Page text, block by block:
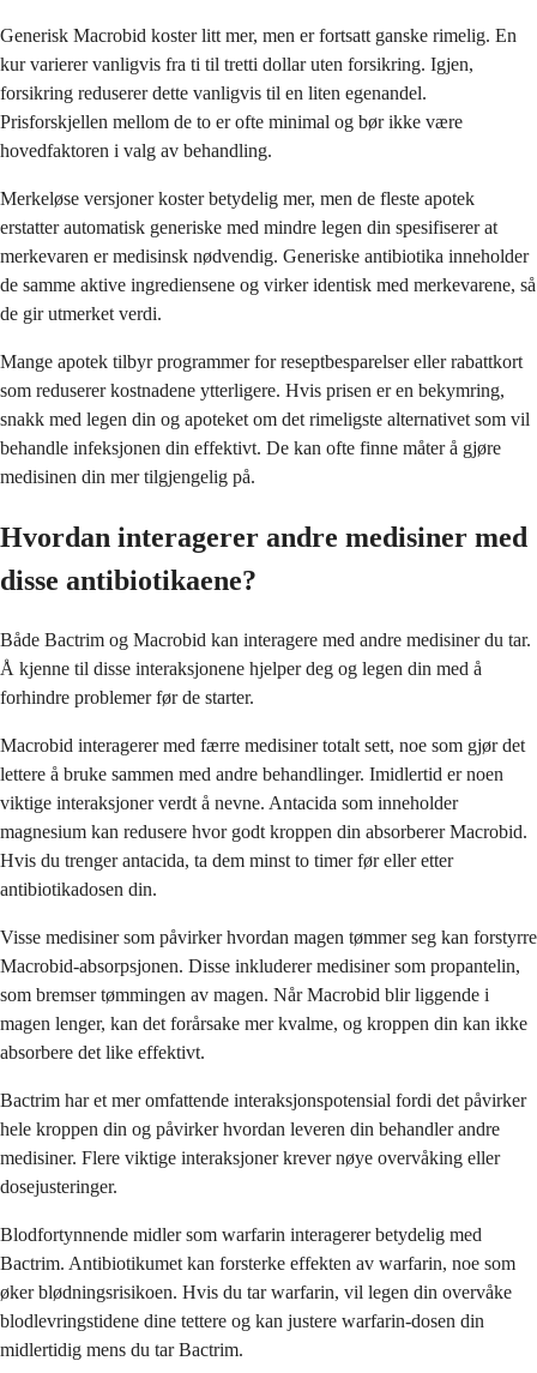
Generisk Macrobid koster litt mer, men er fortsatt ganske rimelig. En
kur varierer vanligvis fra ti til tretti dollar uten forsikring. Igjen,
forsikring reduserer dette vanligvis til en liten egenandel.
Prisforskjellen mellom de to er ofte minimal og bør ikke være
hovedfaktoren i valg av behandling.
Merkeløse versjoner koster betydelig mer, men de fleste apotek
erstatter automatisk generiske med mindre legen din spesifiserer at
merkevaren er medisinsk nødvendig. Generiske antibiotika inneholder
de samme aktive ingrediensene og virker identisk med merkevarene, så
de gir utmerket verdi.
Mange apotek tilbyr programmer for reseptbesparelser eller rabattkort
som reduserer kostnadene ytterligere. Hvis prisen er en bekymring,
snakk med legen din og apoteket om det rimeligste alternativet som vil
behandle infeksjonen din effektivt. De kan ofte finne måter å gjøre
medisinen din mer tilgjengelig på.
Hvordan interagerer andre medisiner med
disse antibiotikaene?
Både Bactrim og Macrobid kan interagere med andre medisiner du tar.
Å kjenne til disse interaksjonene hjelper deg og legen din med å
forhindre problemer før de starter.
Macrobid interagerer med færre medisiner totalt sett, noe som gjør det
lettere å bruke sammen med andre behandlinger. Imidlertid er noen
viktige interaksjoner verdt å nevne. Antacida som inneholder
magnesium kan redusere hvor godt kroppen din absorberer Macrobid.
Hvis du trenger antacida, ta dem minst to timer før eller etter
antibiotikadosen din.
Visse medisiner som påvirker hvordan magen tømmer seg kan forstyrre
Macrobid-absorpsjonen. Disse inkluderer medisiner som propantelin,
som bremser tømmingen av magen. Når Macrobid blir liggende i
magen lenger, kan det forårsake mer kvalme, og kroppen din kan ikke
absorbere det like effektivt.
Bactrim har et mer omfattende interaksjonspotensial fordi det påvirker
hele kroppen din og påvirker hvordan leveren din behandler andre
medisiner. Flere viktige interaksjoner krever nøye overvåking eller
dosejusteringer.
Blodfortynnende midler som warfarin interagerer betydelig med
Bactrim. Antibiotikumet kan forsterke effekten av warfarin, noe som
øker blødningsrisikoen. Hvis du tar warfarin, vil legen din overvåke
blodlevringstidene dine tettere og kan justere warfarin-dosen din
midlertidig mens du tar Bactrim.